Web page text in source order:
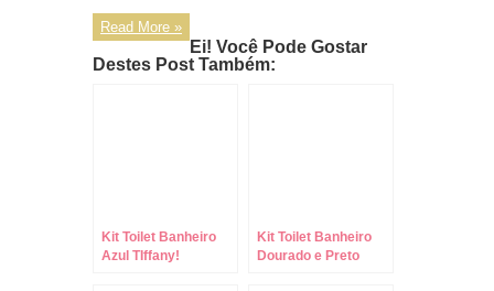
Read More »
Ei! Você Pode Gostar
Destes Post Também:
Kit Toilet Banheiro
Azul TIffany!
Kit Toilet Banheiro
Dourado e Preto